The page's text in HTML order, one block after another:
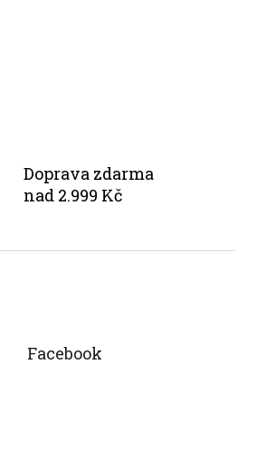
Doprava zdarma
nad 2.999 Kč
Facebook